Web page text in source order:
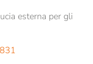
esterna per gli